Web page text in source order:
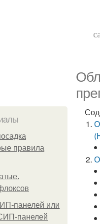
правила
панелей или
панелей